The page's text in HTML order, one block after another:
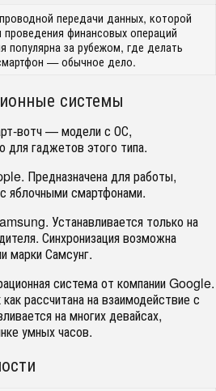
передачи данных, которой
проведения финансовых операций
популярна за рубежом, где делать
— обычное дело.
системы
вотч — модели с ОС,
для гаджетов этого типа.
Предназначена для работы,
яблочными смартфонами.
Устанавливается только на
Синхронизация возможна
марки Самсунг.
система от компании Google.
рассчитана на взаимодействие с
на многих девайсах,
умных часов.